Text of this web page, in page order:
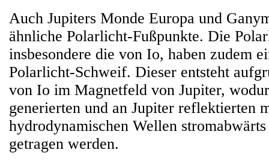
Auch Jupiters Monde Europa und
ähnliche Polarlicht-Fußpunkte. Die
insbesondere die von Io, haben zudem
Polarlicht-Schweif. Dieser entsteht
von Io im Magnetfeld von Jupiter,
generierten und an Jupiter reflektierten
hydrodynamischen Wellen
getragen werden.